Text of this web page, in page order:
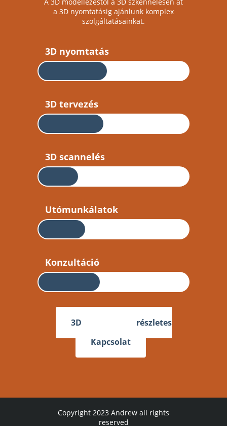
a 3D nyomtatásig ajánlunk komplex
szolgáltatásainkat.
3D nyomtatás
3D tervezés
3D scannelés
Utómunkálatok
Konzultáció
3D nyomtatás – részletes
Kapcsolat
Copyright 2023 Andrew all rights
reserved